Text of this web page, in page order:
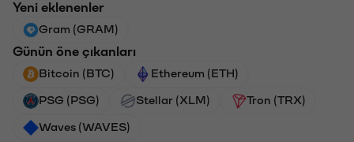
Yeni eklenenler
Gram (GRAM)
Günün öne çıkanları
Bitcoin (BTC) Ethereum (ETH)
PSG (PSG) Stellar (XLM) Tron (TRX)
Waves (WAVES)